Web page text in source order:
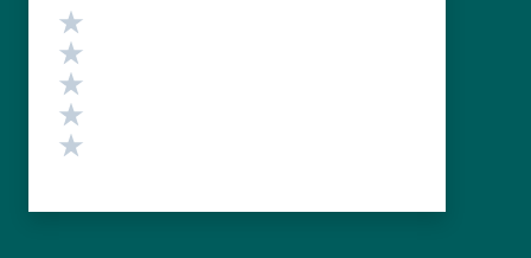
Valutazione